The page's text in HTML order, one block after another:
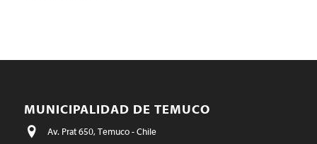
MUNICIPALIDAD DE TEMUCO
Av. Prat 650, Temuco - Chile